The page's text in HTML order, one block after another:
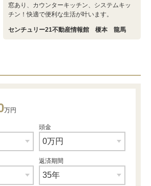
窓あり、カウンターキッチン、システムキッ
チン！快適で便利な生活が叶います。
センチュリー21不動産情報館 榎本 龍馬
万円
頭金
返済期間